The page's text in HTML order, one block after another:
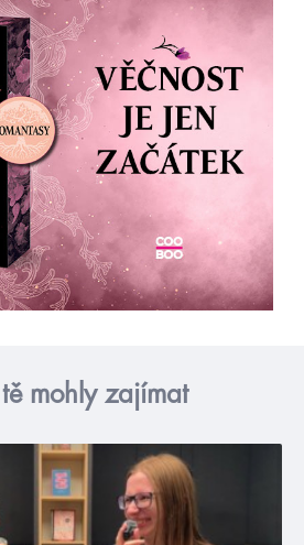
tě mohly zajímat